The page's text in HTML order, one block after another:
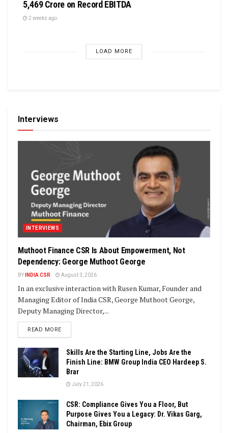
5,469 Crore on Record EBITDA
2 weeks ago
LOAD MORE
Interviews
INTERVIEWS
Muthoot Finance CSR Is About Empowerment, Not
Dependency: George Muthoot George
BY INDIA CSR August 3, 2026
In an exclusive interaction with Rusen Kumar, Founder and
Managing Editor of India CSR, George Muthoot George,
Deputy Managing Director,...
READ MOREDETAILS
Skills Are the Starting Line, Jobs Are the
Finish Line: BMW Group India CEO Hardeep S.
Brar
July 21, 2026
CSR: Compliance Gives You a Floor, But
Purpose Gives You a Legacy: Dr. Vikas Garg,
Chairman, Ebix Group